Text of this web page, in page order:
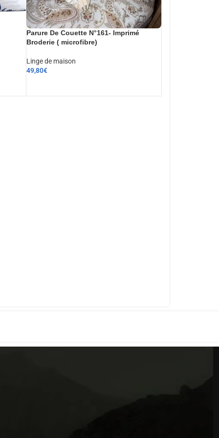
Parure De Couette N°161- Imprimé
Broderie ( microfibre)
Linge de maison
49,80€